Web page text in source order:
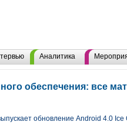
Аналитика
обеспечения: все
обновление Android 4.0